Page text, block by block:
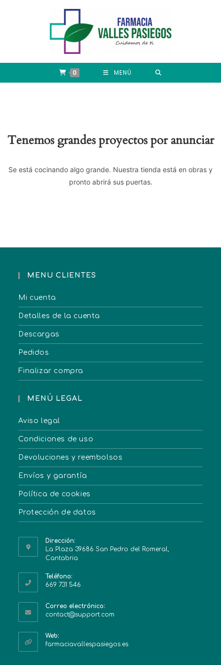
0 MENÚ
Tenemos grandes proyectos por anunciar
Se está cocinando algo grande. Nuestra tienda está en obras y
pronto abrirá sus puertas.
MENU CLIENTES
Mi cuenta
Detalles de la cuenta
Descargas
Pedidos
Finalizar compra
MENÚ LEGAL
Aviso legal
Condiciones de uso
Devoluciones y reembolsos
Envíos y garantía
Política de cookies
Protección de datos
Dirección:
La Plaza 39686 San Pedro del Romeral,
Cantabria
Teléfono:
669 731 546
Correo electrónico:
contact@support.com
Web:
farmaciavallespasiegos.es